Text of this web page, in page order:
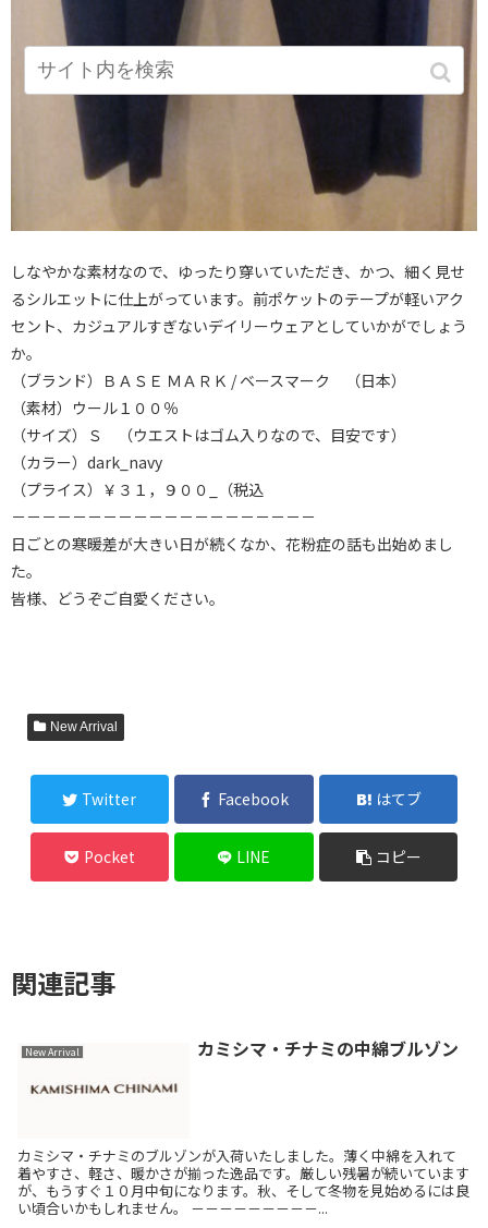
しなやかな素材なので、ゆったり穿いていただき、かつ、細く見せ
るシルエットに仕上がっています。前ポケットのテープが軽いアク
セント、カジュアルすぎないデイリーウェアとしていかがでしょう
か。
（ブランド）ＢＡＳＥ ＭＡＲＫ / ベースマーク （日本）
（素材）ウール１００％
（サイズ）Ｓ （ウエストはゴム入りなので、目安です）
（カラー）dark_navy
（プライス）￥３１，９００_（税込
－－－－－－－－－－－－－－－－－－－－
日ごとの寒暖差が大きい日が続くなか、花粉症の話も出始めまし
た。
皆様、どうぞご自愛ください。
New Arrival
Twitter Facebook はてブ
Pocket LINE コピー
関連記事
New Arrival カミシマ・チナミの中綿ブルゾン
カミシマ・チナミのブルゾンが入荷いたしました。薄く中綿を入れて
着やすさ、軽さ、暖かさが揃った逸品です。厳しい残暑が続いています
が、もうすぐ１０月中旬になります。秋、そして冬物を見始めるには良
い頃合いかもしれません。 －－－－－－－－－...